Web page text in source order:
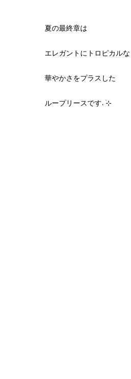
夏の最終章は
エレガントにトロピカルな
華やかさをプラスした
ループリースです˖ ࣪⊹